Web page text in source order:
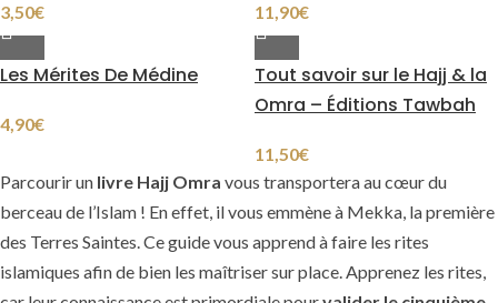
3,50€ 11,90€
Les Mérites De Médine
4,90€
Tout savoir sur le Hajj & la
Omra – Éditions Tawbah
11,50€
Parcourir un livre Hajj Omra vous transportera au cœur du
berceau de l’Islam ! En effet, il vous emmène à Mekka, la première
des Terres Saintes. Ce guidevous apprend à faire les rites
islamiques afin de bien les maîtriser sur place. Apprenez les rites,